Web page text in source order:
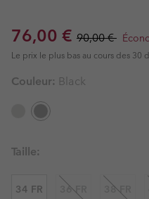
Sale price:
76,00 € Regular price:
90,00 €
Le prix le plus bas au cours des 30
Couleur: Black
Taille:
34 FR 36 FR 38 FR